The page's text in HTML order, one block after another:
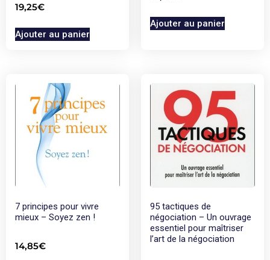
19,25€
Ajouter au panier
Ajouter au panier
7 principes pour vivre
mieux – Soyez zen !
14,85€
95 tactiques de
négociation – Un ouvrage
essentiel pour maîtriser
l’art de la négociation